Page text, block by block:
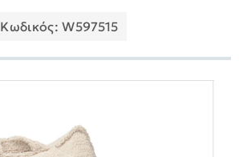
Κωδικός: W597515